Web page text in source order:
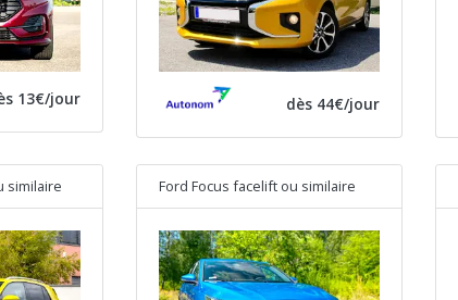
13€/jour dès 44€/jour
similaire Ford Focus facelift ou similaire